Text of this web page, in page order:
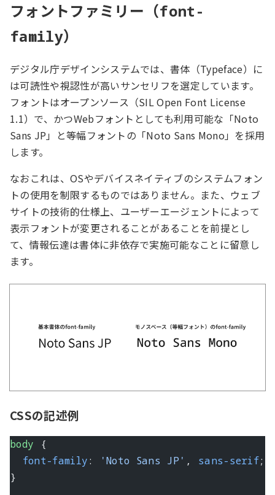
フォントファミリー（font-
family）
デジタル庁デザインシステムでは、書体（Typeface）に
は可読性や視認性が高いサンセリフを選定しています。
フォントはオープンソース（SIL Open Font License
1.1）で、かつWebフォントとしても利用可能な「Noto
Sans JP」と等幅フォントの「Noto Sans Mono」を採用
します。
なおこれは、OSやデバイスネイティブのシステムフォン
トの使用を制限するものではありません。また、ウェブ
サイトの技術的仕様上、ユーザーエージェントによって
表示フォントが変更されることがあることを前提とし
て、情報伝達は書体に非依存で実施可能なことに留意し
ます。
CSSの記述例
body {
  font-family
: 'Noto Sans JP' , sans-serif;
}